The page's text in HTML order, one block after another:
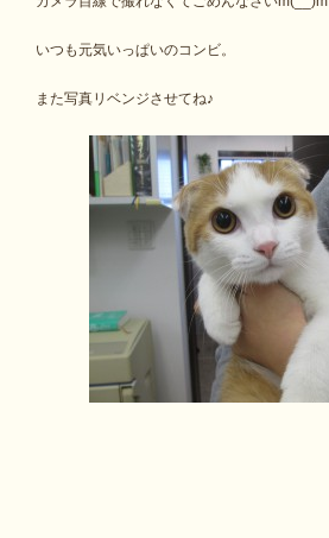
いつも元気いっぱいのコンビ。
また写真リベンジさせてね♪